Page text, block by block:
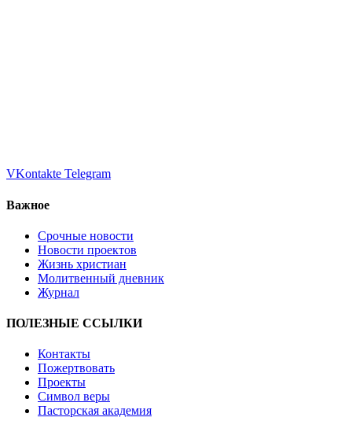
VKontakte Telegram
Важное
Срочные новости
Новости проектов
Жизнь христиан
Молитвенный дневник
Журнал
ПОЛЕЗНЫЕ ССЫЛКИ
Контакты
Пожертвовать
Проекты
Символ веры
Пасторская академия